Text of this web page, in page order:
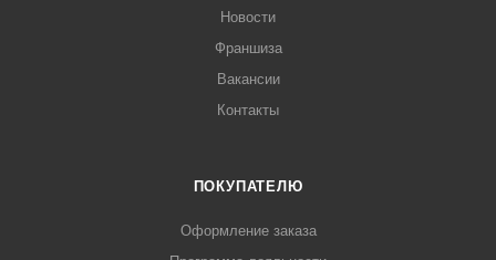
Новости
Франшиза
Вакансии
Контакты
ПОКУПАТЕЛЮ
Оформление заказа